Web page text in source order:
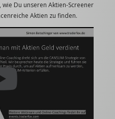
Du unseren Aktien-Screener
Aktien zu finden.